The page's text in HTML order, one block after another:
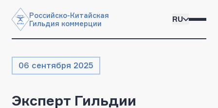
Российско-Китайская
Гильдия коммерции
RU
06 сентября 2025
Эксперт Гильдии